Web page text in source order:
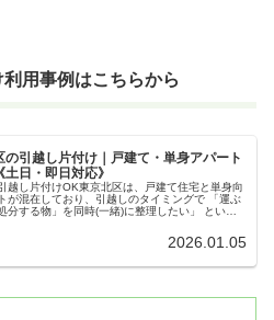
用事例はこちらから
の引越し片付け｜戸建て・単身アパート
土日・即日対応》
越し片付けOK東京北区は、戸建て住宅と単身向
が混在しており、引越しのタイミングで 「運ぶ
分する物」を同時(一緒)に整理したい」 という
2026.01.05